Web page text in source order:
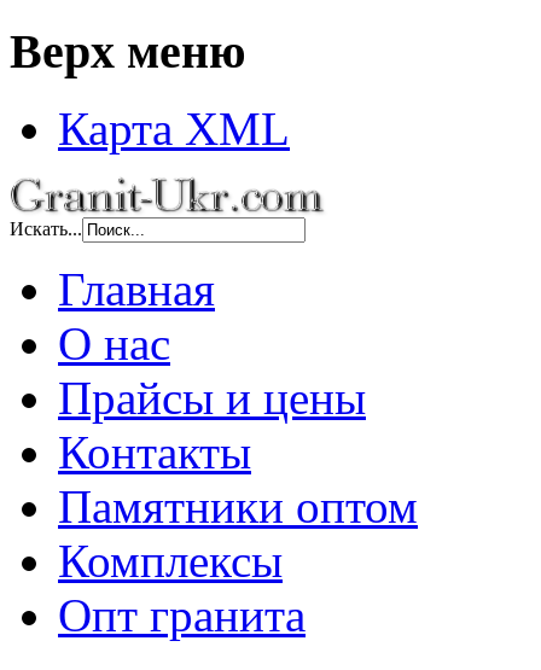
Верх меню
Карта XML
Искать...
Главная
О нас
Прайсы и цены
Контакты
Памятники оптом
Комплексы
Опт гранита